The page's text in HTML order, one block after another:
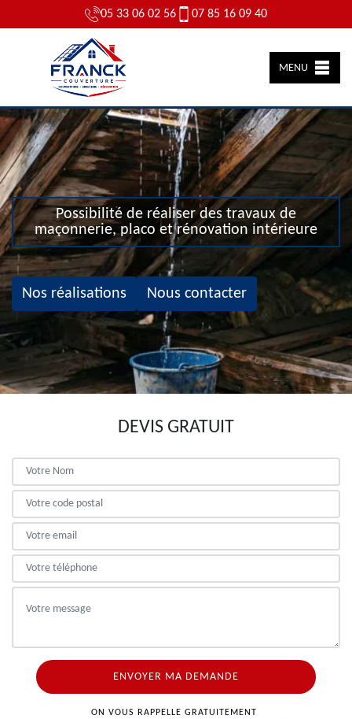
05 33 06 02 56 07 85 16 09 40
MENU
Possibilité de réaliser des travaux de
maçonnerie, placo et rénovation intérieure
Nos réalisations Nous contacter
DEVIS GRATUIT
ON VOUS RAPPELLE GRATUITEMENT